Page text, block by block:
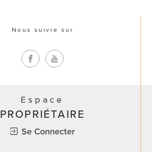
Nous suivre sur
Espace
PROPRIÉTAIRE
Se Connecter